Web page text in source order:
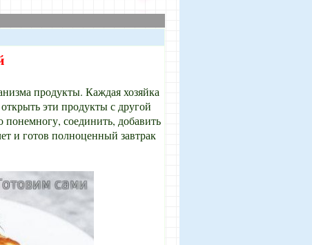
продукты. Каждая хозяйка
эти продукты с другой
понемногу, соединить, добавить
и готов полноценный завтрак